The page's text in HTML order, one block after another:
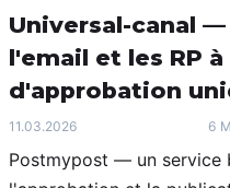
Universal-canal
l'email et les RP
d'approbation
11.03.2026 6
Postmypost — un service